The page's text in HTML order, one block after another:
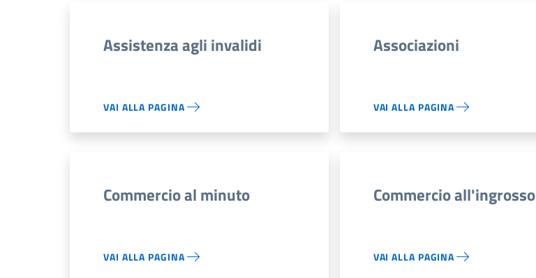
Assistenza agli invalidi
VAI ALLA PAGINA
Associazioni
VAI ALLA PAGINA
Commercio al minuto
VAI ALLA PAGINA
Commercio all'ingrosso
VAI ALLA PAGINA